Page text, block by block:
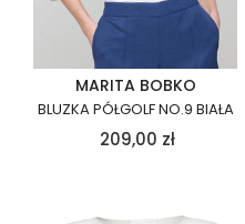
MARITA BOBKO
BLUZKA PÓŁGOLF NO.9 BIAŁA
209,00 zł